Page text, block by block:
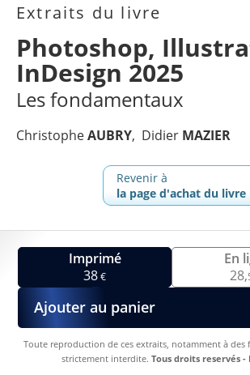
Extraits du livre
Photoshop,
InDesign 2025
Les fondamentaux
ChristopheAUBRY Didier MAZIER
Revenir à
la page d'achat du livre
Imprimé
38€
En
28,
Ajouter au panier
Toute reproduction de ces extraits, notamment à des
strictement interdite. Tous droits reservés -